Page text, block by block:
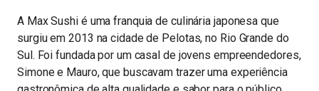
A Max Sushi é uma franquia de culinária japonesa que
surgiu em 2013 na cidade de Pelotas, no Rio Grande do
Sul. Foi fundada por um casal de jovens empreendedores,
Simone e Mauro, que buscavam trazer uma experiência